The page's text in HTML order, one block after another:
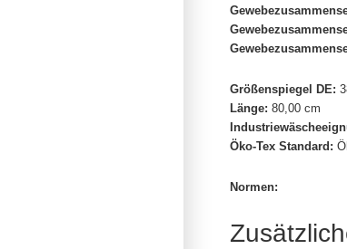
Größenspiegel DE:
Länge: 80,00 cm
Öko-Tex Standard:
Normen: